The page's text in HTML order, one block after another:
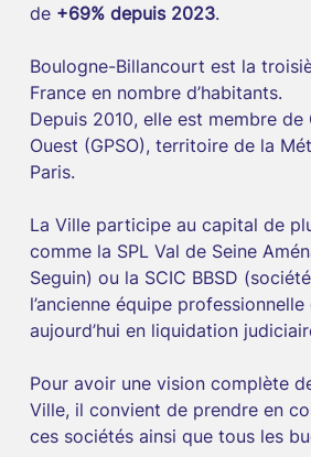
de +69% depuis 2023.
Boulogne-Billancourt est la
France en nombre d’habitants.
Depuis 2010, elle est membre de
Ouest (GPSO), territoire de la
Paris.
La Ville participe au capital de
comme la SPL Val de Seine
Seguin) ou la SCIC BBSD
l’ancienne équipe
aujourd’hui en liquidation
Pour avoir une vision complète
Ville, il convient de prendre en
ces sociétés ainsi que tous les